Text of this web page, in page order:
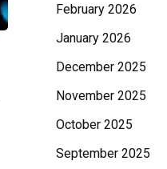
February 2026
January 2026
December 2025
November 2025
October 2025
September 2025